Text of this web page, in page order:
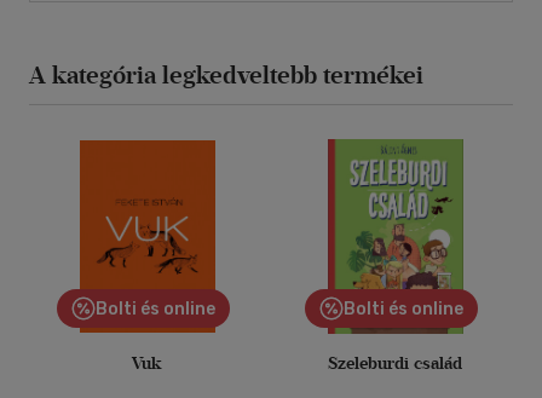
A kategória legkedveltebb termékei
Bolti és online
Vuk
Bolti és online
Szeleburdi család